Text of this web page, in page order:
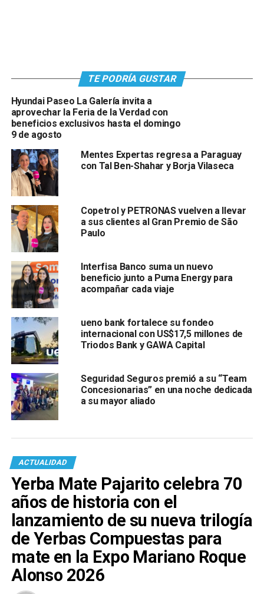
TE PODRÍA GUSTAR
Hyundai Paseo La Galería invita a
aprovechar la Feria de la Verdad con
beneficios exclusivos hasta el domingo
9 de agosto
Mentes Expertas regresa a Paraguay
con Tal Ben-Shahar y Borja Vilaseca
Copetrol y PETRONAS vuelven a llevar
a sus clientes al Gran Premio de São
Paulo
Interfisa Banco suma un nuevo
beneficio junto a Puma Energy para
acompañar cada viaje
ueno bank fortalece su fondeo
internacional con US$17,5 millones de
Triodos Bank y GAWA Capital
Seguridad Seguros premió a su “Team
Concesionarias” en una noche dedicada
a su mayor aliado
ACTUALIDAD
Yerba Mate Pajarito celebra 70
años de historia con el
lanzamiento de su nueva trilogía
de Yerbas Compuestas para
mate en la Expo Mariano Roque
Alonso 2026